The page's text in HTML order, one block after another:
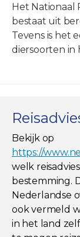
Het Nationaal
bestaat uit
Tevens is het
diersoorten in
Bekijk op
https://
welk
bestemming.
Nederlandse
ook vermeld
in het land